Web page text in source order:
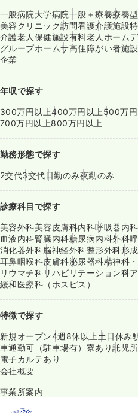
一般病院大学病院一般＋療養療養
美容クリニック訪問看護介護施設
介護老人保健施設有料老人ホーム
グループホームサ高住障がい者施設
企業
年収で探す
300万円以上400万円以上 500万円
700万円以上800万円以上
勤務形態で探す
2交代3交代日勤のみ夜勤のみ
診療科目で探す
美容外科美容皮膚科内科呼吸器内科
血液内科腎臓内科糖尿病内科外科
消化器外科脳神経外科整形外科形
耳鼻咽喉科皮膚科泌尿器科精神科
リウマチ科リハビリテーション科
緩和医療科（ホスピス）
特徴で探す
新規オープン4週8休以上 土日休み
車通勤可（駐車場有） 寮あり託児
電子カルテあり
会社概要
事業所案内